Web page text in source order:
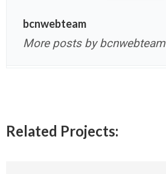
bcnwebteam
More posts by bcnwebteam
Related Projects: